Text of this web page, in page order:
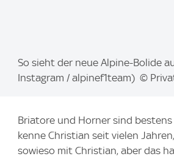
m
So sieht der neue Alpine-Bolide
Instagram / alpinef1team) ©
Briatore und Horner sind
kenne Christian seit vielen
sowieso mit Christian, aber das